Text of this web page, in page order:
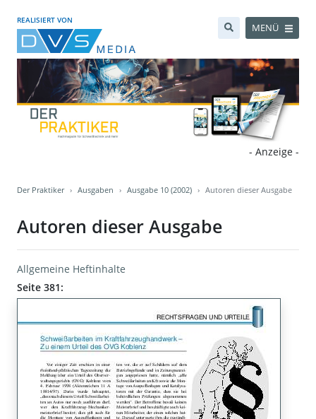
REALISIERT VON
MENÜ
- Anzeige -
Der Praktiker Ausgaben Ausgabe 10 (2002) Autoren dieser Ausgabe
Autoren dieser Ausgabe
Allgemeine Heftinhalte
Seite 381: